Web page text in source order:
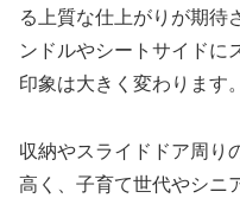
る上質な仕上がりが期待
ンドルやシートサイドに
印象は大きく変わります。
収納やスライドドア周り
高く、子育て世代やシニ